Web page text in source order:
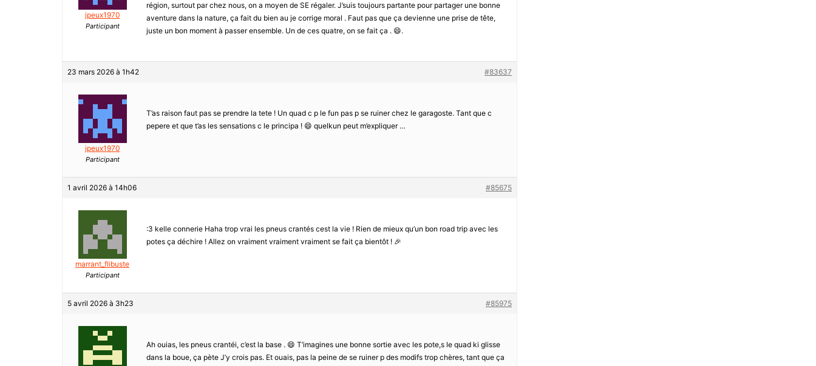
jpeux1970
Participant
région, surtout par chez nous, on a moyen de SE régaler. J’suis toujours partante pour partager une bonne
aventure dans la nature, ça fait du bien au je corrige moral . Faut pas que ça devienne une prise de tête,
juste un bon moment à passer ensemble. Un de ces quatre, on se fait ça . 😄.
23 mars 2026 à 1h42 #83637
jpeux1970
Participant
T’as raison faut pas se prendre la tete ! Un quad c p le fun pas p se ruiner chez le garagoste. Tant que c
pepere et que t’as les sensations c le principa ! 😄 quelkun peut m’expliquer …
1 avril 2026 à 14h06 #85675
marrant_flibuste
Participant
:3 kelle connerie Haha trop vrai les pneus crantés cest la vie ! Rien de mieux qu’un bon road trip avec les
potes ça déchire ! Allez on vraiment vraiment vraiment se fait ça bientôt ! 🎉
5 avril 2026 à 3h23 #85975
Ah ouias, les pneus crantéi, c’est la base . 😄 T’imagines une bonne sortie avec les pote,s le quad ki glisse
dans la boue, ça pète J’y crois pas. Et ouais, pas la peine de se ruiner p des modifs trop chères, tant que ça